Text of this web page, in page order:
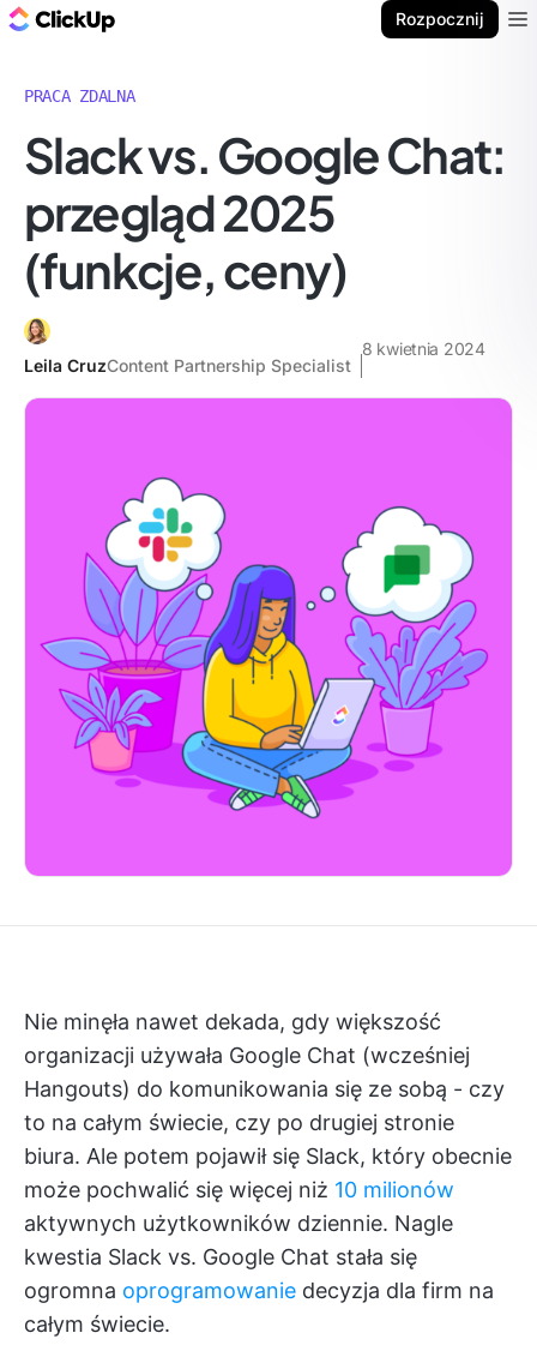
Rozpocznij
PRACA ZDALNA
Slack vs. Google Chat:
przegląd 2025
(funkcje, ceny)
Leila CruzContent Partnership Specialist
8 kwietnia 2024
Nie minęła nawet dekada, gdy większość
organizacji używała Google Chat (wcześniej
Hangouts) do komunikowania się ze sobą - czy
to na całym świecie, czy po drugiej stronie
biura. Ale potem pojawił się Slack, który obecnie
może pochwalić się więcej niż 10 milionów
aktywnych użytkowników dziennie. Nagle
kwestia Slack vs. Google Chat stała się
ogromna oprogramowanie decyzja dla firm na
całym świecie.